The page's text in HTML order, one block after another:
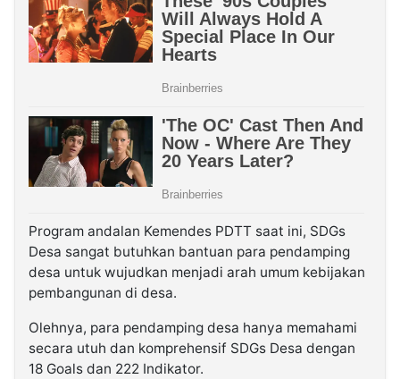
Program andalan Kemendes PDTT saat ini, SDGs
Desa sangat butuhkan bantuan para pendamping
desa untuk wujudkan menjadi arah umum kebijakan
pembangunan di desa.
Olehnya, para pendamping desa hanya memahami
secara utuh dan komprehensif SDGs Desa dengan
18 Goals dan 222 Indikator.